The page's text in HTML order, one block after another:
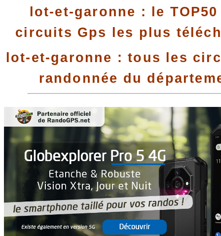
lot-et-garonne : le
circuits Gps les plus
lot-et-garonne : tous les
randonnée du